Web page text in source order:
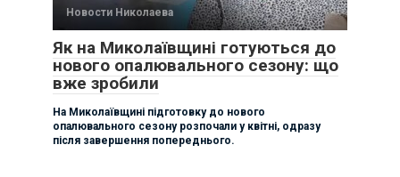
Новости Николаева
Як на Миколаївщині готуються до
нового опалювального сезону: що
вже зробили
На Миколаївщині підготовку до нового
опалювального сезону розпочали у квітні, одразу
після завершення попереднього.